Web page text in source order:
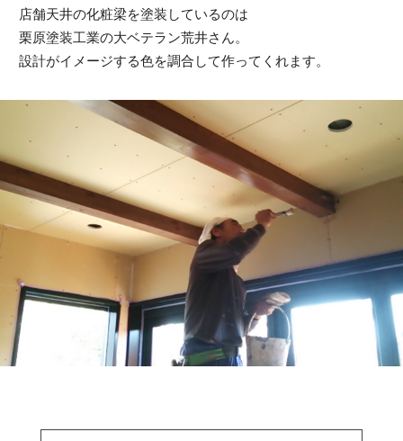
店舗天井の化粧梁を塗装しているのは
栗原塗装工業の大ベテラン荒井さん。
設計がイメージする色を調合して作ってくれます。